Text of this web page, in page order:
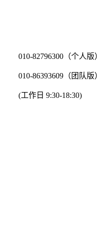
010-82796300（个人版）
010-86393609（团队版）
(工作日 9:30-18:30)